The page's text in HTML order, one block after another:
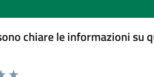
chiare le informazioni su
la pagina